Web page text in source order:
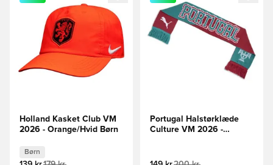
Holland Kasket Club VM
2026 - Orange/Hvid Børn
Børn
Portugal Halstørklæde
Culture VM 2026 -